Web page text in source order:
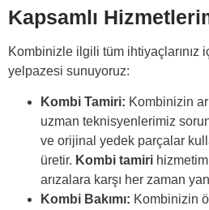
Kapsamlı
Kombinizle ilgili tüm ihtiyaçlarınız
yelpazesi sunuyoruz:
Kombi Tamiri: Kombinizin
uzman teknisyenlerimiz
ve orijinal yedek parçalar
üretir. Kombi tamiri
arızalara karşı her zaman
Kombi Bakımı: Kombinizin